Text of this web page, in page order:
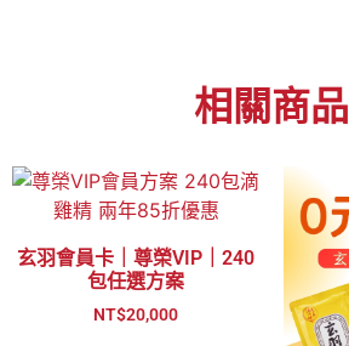
相關商品
玄羽會員卡｜尊榮VIP｜240
包任選方案
NT$20,000